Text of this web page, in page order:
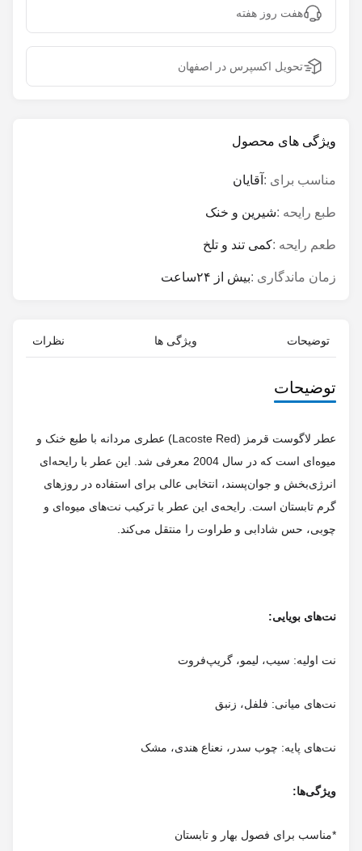
هفت روز هفته
تحویل اکسپرس در اصفهان
توضیحات ویژگی ها نظرات
توضیحات
عطر لاگوست قرمز (Lacoste Red) عطری مردانه با طبع خنک و
میوه‌ای است که در سال 2004 معرفی شد. این عطر با رایحه‌ای
انرژی‌بخش و جوان‌پسند، انتخابی عالی برای استفاده در روزهای
گرم تابستان است. رایحه‌ی این عطر با ترکیب نت‌های میوه‌ای و
نت اولیه: سیب، لیمو، گریپ‌فروت
نت‌های میانی: فلفل، زنبق
*مناسب برای فصول بهار و تابستان